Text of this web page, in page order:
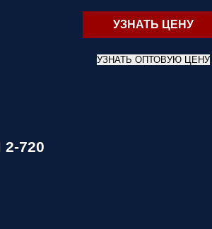
УЗНАТЬ ЦЕНУ
УЗНАТЬ ОПТОВУЮ ЦЕНУ
2-720